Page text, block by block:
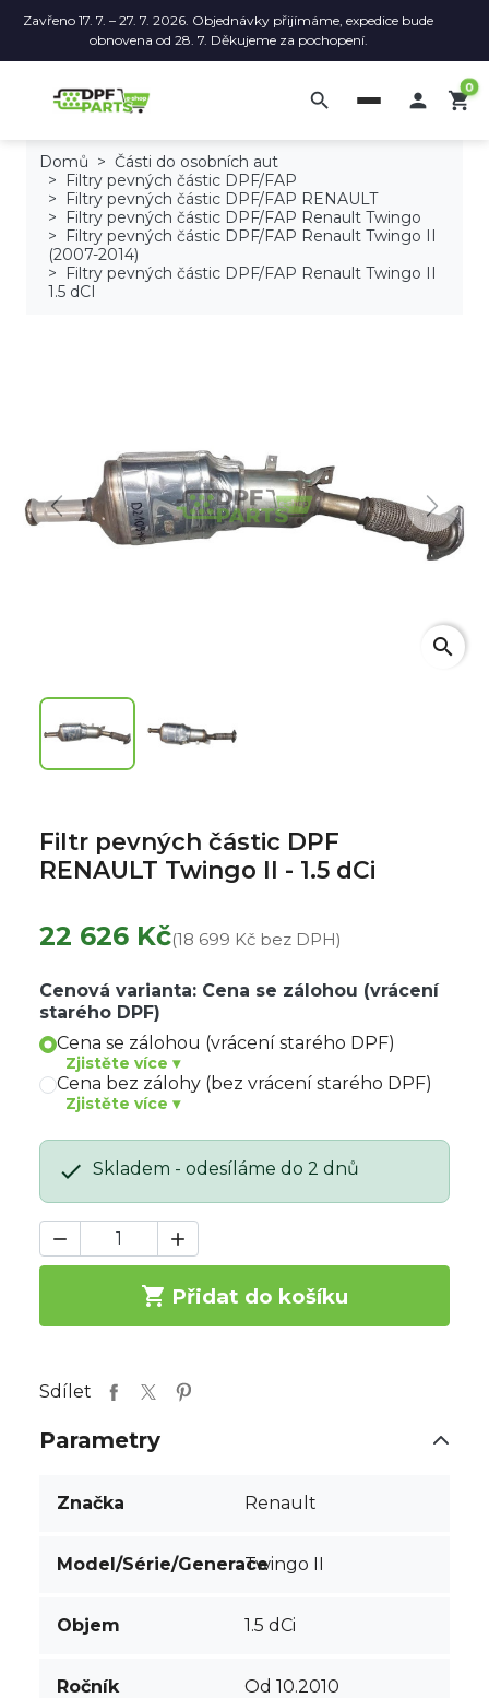
Zavřeno 17. 7. – 27. 7. 2026. Objednávky přijímáme, expedice bude
obnovena od 28. 7. Děkujeme za pochopení.
search  shopping_cart
0
Domů
Části do osobních aut
Filtry pevných částic DPF/FAP
Filtry pevných částic DPF/FAP RENAULT
Filtry pevných částic DPF/FAP Renault Twingo
Filtry pevných částic DPF/FAP Renault Twingo II
(2007-2014)
Filtry pevných částic DPF/FAP Renault Twingo II
1.5 dCI
Previous Next
search
Filtr pevných částic DPF
RENAULT Twingo II - 1.5 dCi
22 626 Kč(18 699 Kč bez DPH)
Cenová varianta: Cena se zálohou (vrácení
starého DPF)
Cena se zálohou (vrácení starého DPF)
Zjistěte více ▾
Cena bez zálohy (bez vrácení starého DPF)
Zjistěte více ▾
 Skladem - odesíláme do 2 dnů
 
 Přidat do košíku
Sdílet
Parametry
Značka Renault
Model/Série/GeneraceTwingo II
Objem 1.5 dCi
Ročník Od 10.2010